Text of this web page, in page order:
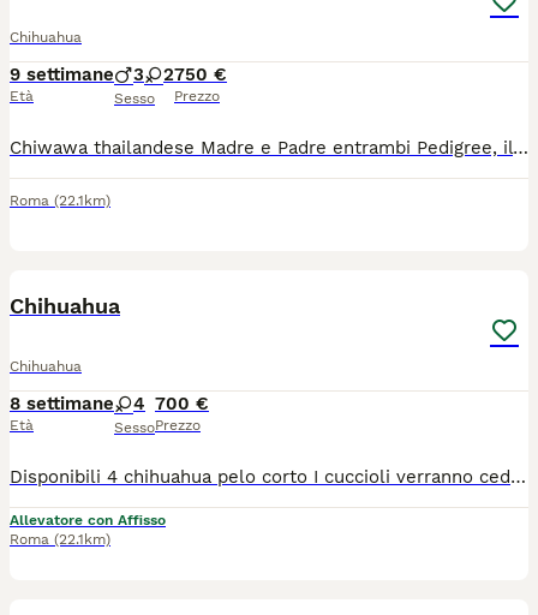
Chihuahua
9 settimane
Età
3 2
Sesso
750 €
Prezzo
Chiwawa thailandese Madre e Padre entrambi Pedigree, il cucciolo sarà ceduto con sverminazione e primo Vaccino. Disponibili da metà agosto, 3 maschi e 2 femmine. Prezzo leggermente trattabile. Visionabile anche con video chiamata. Inviare un messaggio su WhatsApp
Roma (22.1km)
Chihuahua
Chihuahua
8 settimane
Età
4
Sesso
700 €
Prezzo
Disponibili 4 chihuahua pelo corto I cuccioli verranno ceduti dopo gli 80 90 giorni dalla nascita. Vaccini microchip e certificato medico veterinario di buona salute e kit cucciolo
Allevatore con Affisso
Roma (22.1km)